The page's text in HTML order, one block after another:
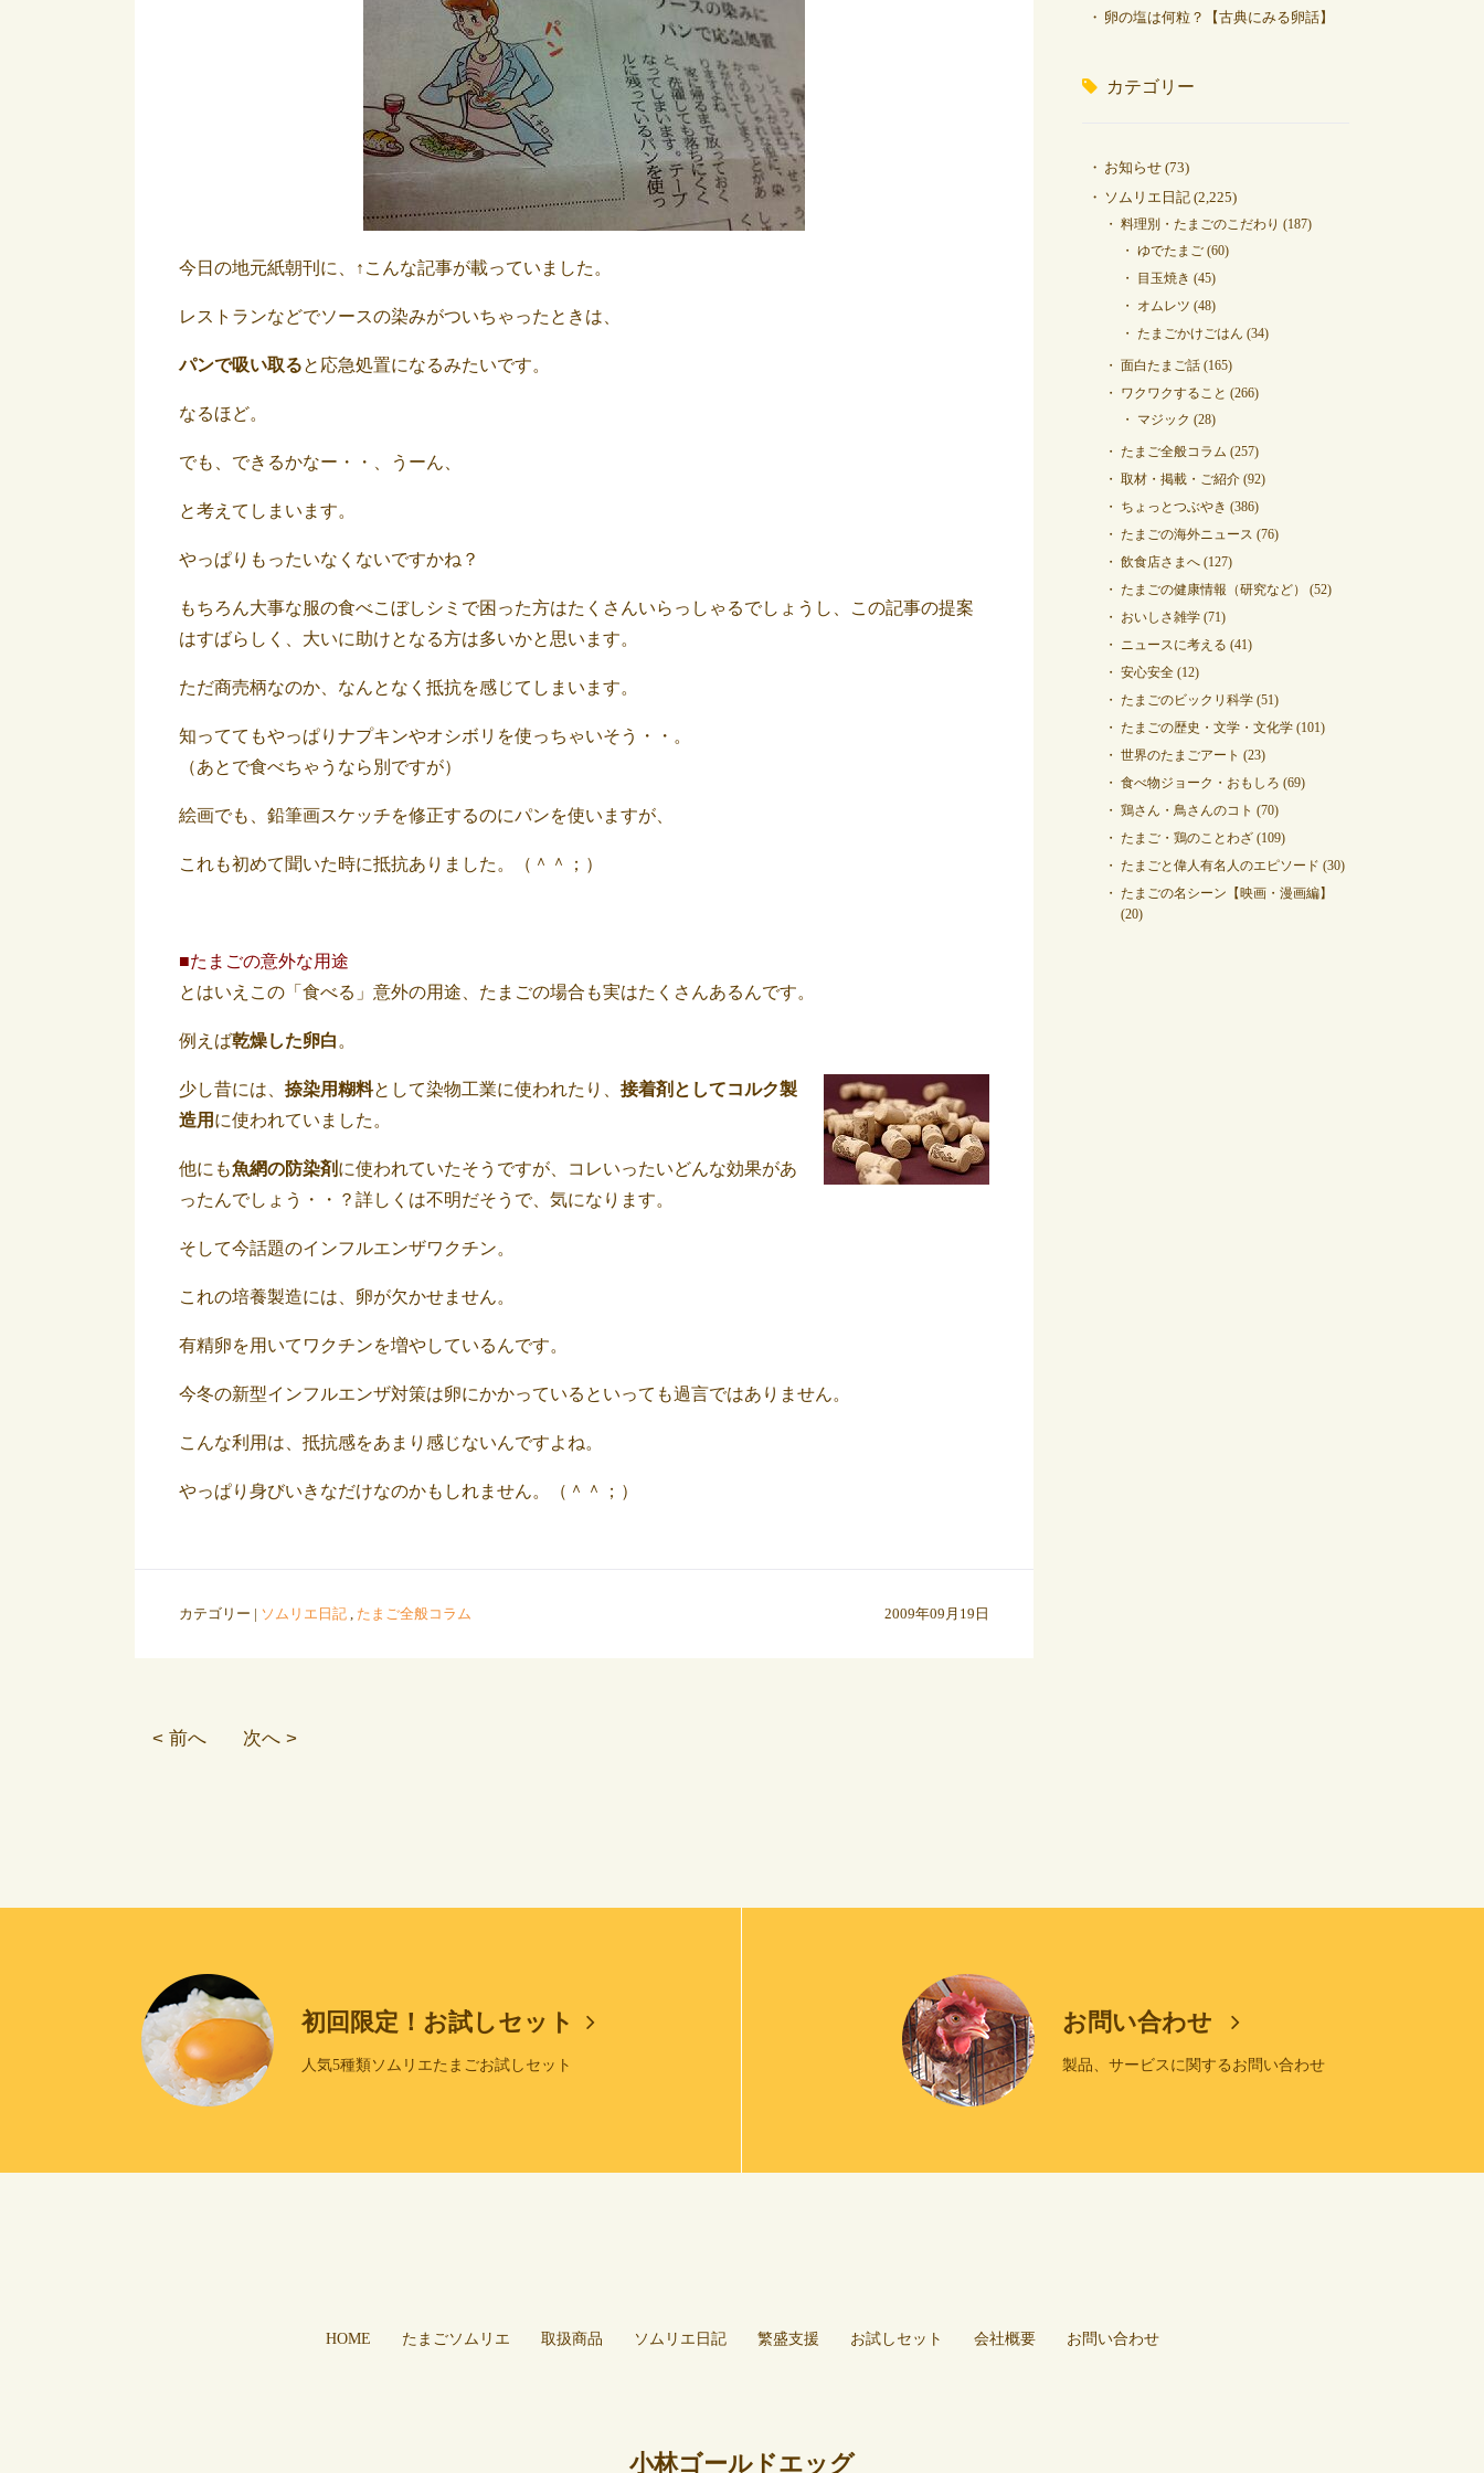
今日の地元紙朝刊に、↑こんな記事が載っていました。
レストランなどでソースの染みがついちゃったときは、
パンで吸い取ると応急処置になるみたいです。
なるほど。
でも、できるかなー・・、うーん、
と考えてしまいます。
やっぱりもったいなくないですかね？
もちろん大事な服の食べこぼしシミで困った方はたくさんいらっしゃるでしょうし、この記事の提案
はすばらしく、大いに助けとなる方は多いかと思います。
ただ商売柄なのか、なんとなく抵抗を感じてしまいます。
知っててもやっぱりナプキンやオシボリを使っちゃいそう・・。
（あとで食べちゃうなら別ですが）
絵画でも、鉛筆画スケッチを修正するのにパンを使いますが、
これも初めて聞いた時に抵抗ありました。（＾＾；）
■たまごの意外な用途
とはいえこの「食べる」意外の用途、たまごの場合も実はたくさんあるんです。
例えば乾燥した卵白 。
少し昔には、 捺染用糊料として染物工業に使われたり、 接着剤としてコルク製
造用 に使われていました。
他にも魚網の防染剤 に使われていたそうですが、コレいったいどんな効果があ
ったんでしょう・・？詳しくは不明だそうで、気になります。
そして今話題のインフルエンザワクチン。
これの培養製造には、卵が欠かせません。
有精卵を用いてワクチンを増やしているんです。
今冬の新型インフルエンザ対策は卵にかかっているといっても過言ではありません。
こんな利用は、抵抗感をあまり感じないんですよね。
やっぱり身びいきなだけなのかもしれません。（＾＾；）
カテゴリー | ソムリエ日記 , たまご全般コラム 2009年09月19日
< 前へ 次へ >
卵の塩は何粒？【古典にみる卵話】
カテゴリー
お知らせ (73)
ソムリエ日記 (2,225)
料理別・たまごのこだわり (187)
ゆでたまご (60)
目玉焼き (45)
オムレツ (48)
たまごかけごはん (34)
面白たまご話 (165)
ワクワクすること (266)
マジック (28)
たまご全般コラム (257)
取材・掲載・ご紹介 (92)
ちょっとつぶやき (386)
たまごの海外ニュース (76)
飲食店さまへ (127)
たまごの健康情報（研究など）
(52)
おいしさ雑学 (71)
ニュースに考える (41)
安心安全 (12)
たまごのビックリ科学 (51)
たまごの歴史・文学・文化学 (101)
世界のたまごアート (23)
食べ物ジョーク・おもしろ (69)
鶏さん・鳥さんのコト (70)
たまご・鶏のことわざ (109)
たまごと偉人有名人のエピソード (30)
たまごの名シーン【映画・漫画編】
(20)
初回限定！お試しセット
人気5種類ソムリエたまごお試しセット
お問い合わせ
製品、サービスに関するお問い合わせ
HOME たまごソムリエ 取扱商品 ソムリエ日記 繁盛支援 お試しセット 会社概要 お問い合わせ
小林ゴールドエッグ